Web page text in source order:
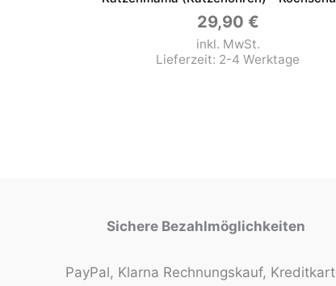
29,90 €
inkl. MwSt.
Lieferzeit: 2-4 Werktage
Sichere Bezahlmöglichkeiten
PayPal, Klarna Rechnungskauf,